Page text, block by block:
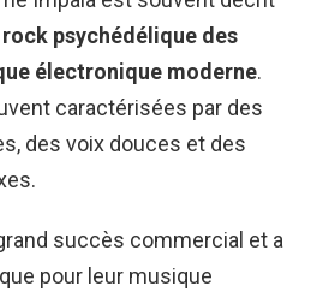
psychédélique des
électronique moderne.
caractérisées par des
des voix douces et des
succès commercial et a
pour leur musique